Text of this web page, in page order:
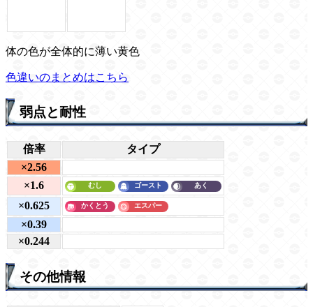
体の色が全体的に薄い黄色
色違いのまとめはこちら
弱点と耐性
倍率
タイプ
×2.56
×1.6
×0.625
×0.39
×0.244
その他情報